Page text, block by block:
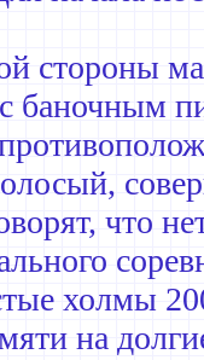
стороны
с баночным
что
холмы
на